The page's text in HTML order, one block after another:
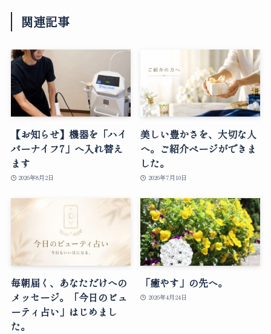
関連記事
【お知らせ】機器を「ハイ
パーナイフ7」へ入れ替え
ます
2026年8月2日
美しい豊かさを、大切な人
へ。ご紹介ページができま
した。
2026年7月10日
毎朝届く、あなただけへの
メッセージ。「今日のビュ
ーティ占い」はじめまし
た。
「癒やす」の先へ。
2026年4月24日